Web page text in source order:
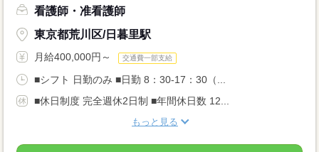
看護師・准看護師
東京都荒川区/日暮里駅
月給400,000円～ 交通費一部支給
■シフト 日勤のみ ■日勤 8：30-17：30（...
■休日制度 完全週休2日制 ■年間休日数 12...
もっと見る